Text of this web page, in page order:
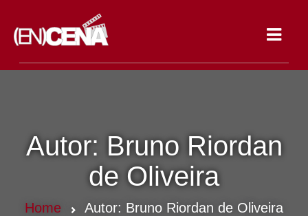
Autor: Bruno Riordan
de Oliveira
Home Autor: Bruno Riordan de Oliveira